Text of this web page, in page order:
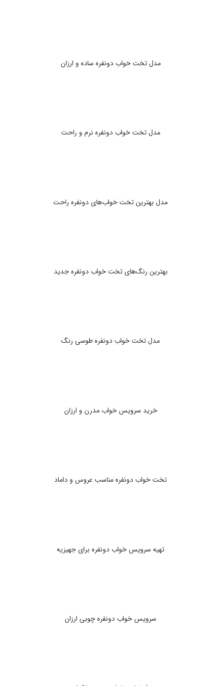
مدل تخت خواب دونفره ساده و ارزان
مدل تخت خواب دونفره نرم و راحت
مدل بهترین تخت خواب‌های دونفره راحت
بهترین رنگ‌های تخت خواب دونفره جدید
مدل تخت خواب دونفره طوسی رنگ
خرید سرویس خواب مدرن و ارزان
تخت خواب دونفره مناسب عروس و داماد
تهیه سرویس خواب دونفره برای جهیزیه
سرویس خواب دونفره چوبی ارزان